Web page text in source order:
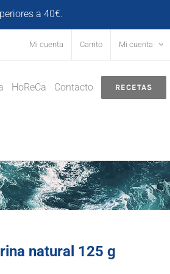
a 40€.
Mi cuenta Carrito Mi cuenta
HoReCa Contacto RECETAS
natural 125 g